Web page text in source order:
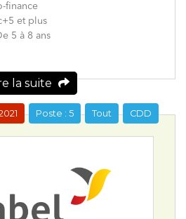
finance
et plus
5 à 8 ans
la suite
CDD
Tout
Poste : 5